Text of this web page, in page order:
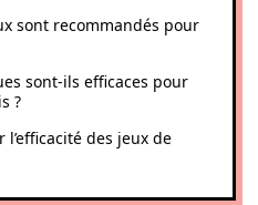
sont recommandés pour
sont-ils efficaces pour
?
des jeux de